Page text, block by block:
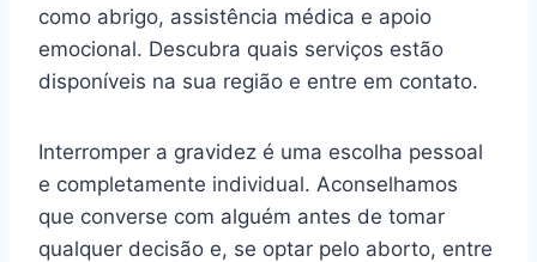
como abrigo, assistência médica e apoio
emocional. Descubra quais serviços estão
disponíveis na sua região e entre em contato.
Interromper a gravidez é uma escolha pessoal
e completamente individual. Aconselhamos
que converse com alguém antes de tomar
qualquer decisão e, se optar pelo aborto, entre